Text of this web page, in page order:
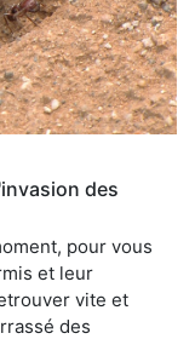
des
pour vous
et leur
vite et
des